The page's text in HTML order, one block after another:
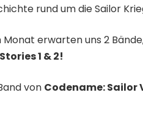
rund um die Sailor
erwarten uns 2
1 & 2!
von Codename: Sailor